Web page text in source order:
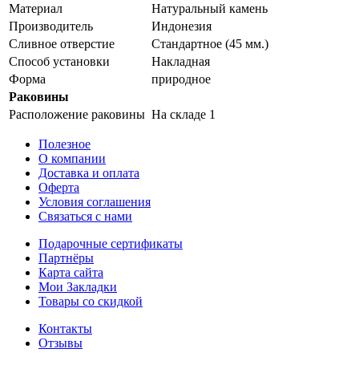
Материал
Натуральный камень
Производитель
Индонезия
Сливное отверстие
Стандартное (45 мм.)
Способ установки
Накладная
Форма
природное
Раковины
Расположение раковины На складе 1
Полезное
О компании
Доставка и оплата
Оферта
Условия соглашения
Связаться с нами
Подарочные сертификаты
Партнёры
Карта сайта
Мои Закладки
Товары со скидкой
Контакты
Отзывы